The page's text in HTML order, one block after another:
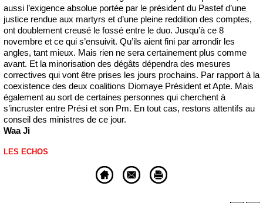
aussi l’exigence absolue portée par le président du Pastef d’une
justice rendue aux martyrs et d’une pleine reddition des comptes,
ont doublement creusé le fossé entre le duo. Jusqu’à ce 8
novembre et ce qui s’ensuivit. Qu’ils aient fini par arrondir les
angles, tant mieux. Mais rien ne sera certainement plus comme
avant. Et la minorisation des dégâts dépendra des mesures
correctives qui vont être prises les jours prochains. Par rapport à la
coexistence des deux coalitions Diomaye Président et Apte. Mais
également au sort de certaines personnes qui cherchent à
s’incruster entre Prési et son Pm. En tout cas, restons attentifs au
conseil des ministres de ce jour.
Waa Ji
LES ECHOS